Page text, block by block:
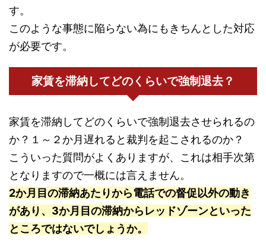
す。
このような事態に陥らない為にもきちんとした対応
が必要です。
家賃を滞納してどのくらいで強制退去？
家賃を滞納してどのくらいで強制退去させられるの
か？１～２か月遅れると裁判を起こされるのか？
こういった質問がよくありますが、これは相手次第
となりますので一概には言えません。
2か月目の滞納あたりから電話での督促以外の動き
があり、3か月目の滞納からレッドゾーンといった
ところではないでしょうか。